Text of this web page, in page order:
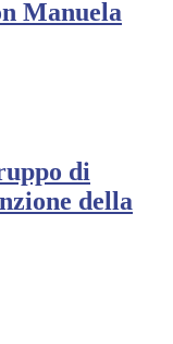
Manuela
di
della